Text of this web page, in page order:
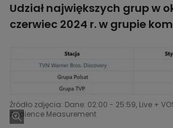
Udział największych grup w
czerwiec 2024 r. w grupie
Źródło zdjęcia: Dane: 02:00 - 25:59, Live +
Audience Measurement